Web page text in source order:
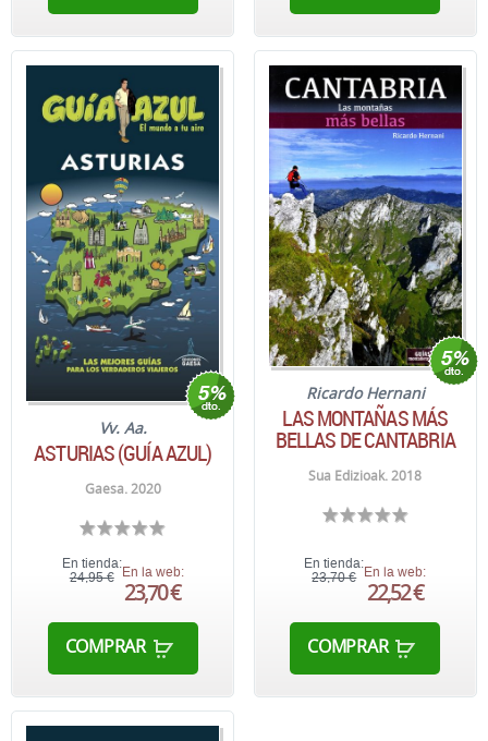
Vv. Aa.
ASTURIAS (GUÍA AZUL)
Gaesa. 2020
En tienda:
24,95 € En la web:
23,70 €
COMPRAR
Ricardo Hernani
LAS MONTAÑAS MÁS
BELLAS DE CANTABRIA
Sua Edizioak. 2018
En tienda:
23,70 € En la web:
22,52 €
COMPRAR